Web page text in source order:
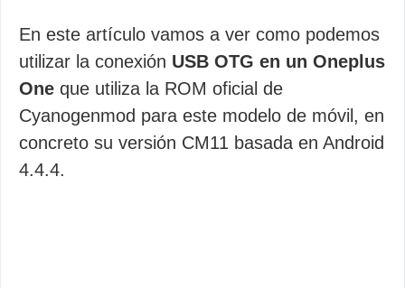
En este artículo vamos a ver como podemos
utilizar la conexión USB OTG en un Oneplus
One que utiliza la ROM oficial de
Cyanogenmod para este modelo de móvil, en
concreto su versión CM11 basada en Android
4.4.4.